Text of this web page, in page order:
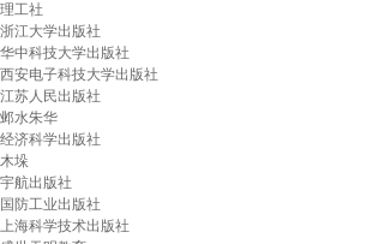
理工社
浙江大学出版社
华中科技大学出版社
西安电子科技大学出版社
江苏人民出版社
邺水朱华
经济科学出版社
木垛
宇航出版社
国防工业出版社
上海科学技术出版社